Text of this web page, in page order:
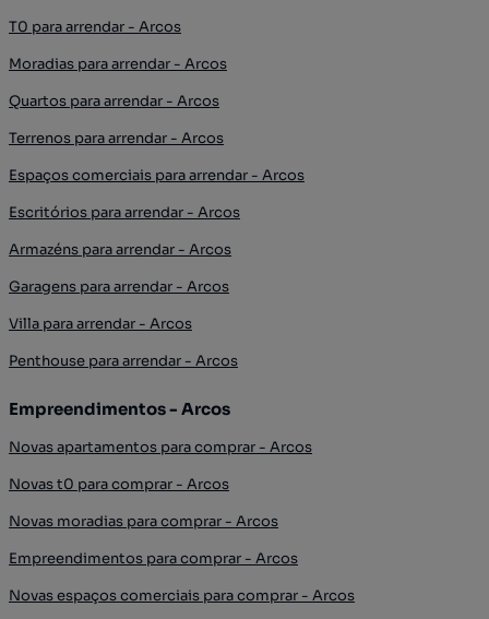
T0 para arrendar - Arcos
Moradias para arrendar - Arcos
Quartos para arrendar - Arcos
Terrenos para arrendar - Arcos
Espaços comerciais para arrendar - Arcos
Escritórios para arrendar - Arcos
Armazéns para arrendar - Arcos
Garagens para arrendar - Arcos
Villa para arrendar - Arcos
Penthouse para arrendar - Arcos
Empreendimentos - Arcos
Novas apartamentos para comprar - Arcos
Novas t0 para comprar - Arcos
Novas moradias para comprar - Arcos
Empreendimentos para comprar - Arcos
Novas espaços comerciais para comprar - Arcos